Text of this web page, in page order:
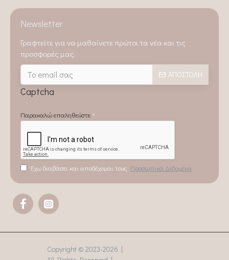
Newsletter
Γραφτείτε για να μαθαίνετε πρώτοι τα νέα και τις
προσφορές μας.
ΑΠΟΣΤΟΛΉ
Captcha
Παρακαλώ επαληθεύστε
Έχω διαβάσει και αποδέχομαι τους Προσωπικά Δεδομένα
Copyright © 2023-2026 |